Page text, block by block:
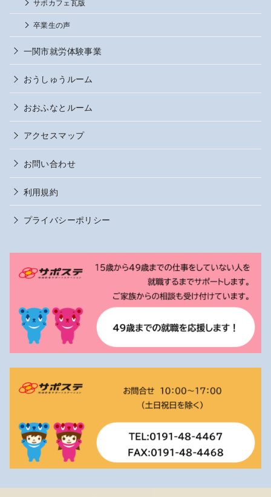
サポカフェ瓦版
卒業生の声
一関市就労体験事業
おうしゅうルーム
おおふなとルーム
アクセスマップ
お問い合わせ
利用規約
プライバシーポリシー